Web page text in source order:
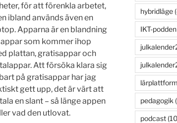
för att förenkla arbetet,
ibland används även en
Apparna är en blandning
som kommer ihop
plattan, gratisappar och
Att försöka klara sig
på gratisappar har jag
gett upp, det är värt att
en slant – så länge appen
vad den utlovat.
hybridläge
IKT-podden
lärplattform
pedagogik
podcast